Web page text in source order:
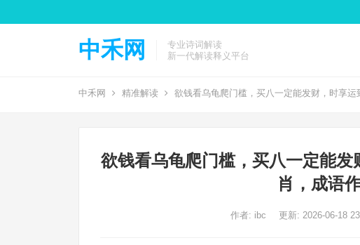
中禾网
专业诗词解读
新一代解读释义平台
中禾网 精准解读 欲钱看乌龟爬门槛，买八一定能发财，时享
欲钱看乌龟爬门槛，买八一定能
肖，成语
作者: ibc 更新: 2026-06-18